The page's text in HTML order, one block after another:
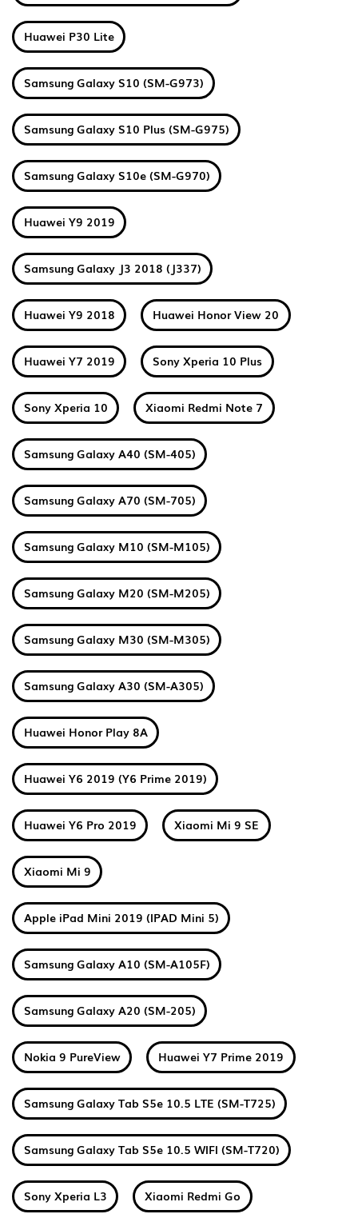
Huawei P30 Lite
Samsung Galaxy S10 (SM-G973)
Samsung Galaxy S10 Plus (SM-G975)
Samsung Galaxy S10e (SM-G970)
Huawei Y9 2019
Samsung Galaxy J3 2018 (J337)
Huawei Y9 2018 Huawei Honor View 20
Huawei Y7 2019 Sony Xperia 10 Plus
Sony Xperia 10 Xiaomi Redmi Note 7
Samsung Galaxy A40 (SM-405)
Samsung Galaxy A70 (SM-705)
Samsung Galaxy M10 (SM-M105)
Samsung Galaxy M20 (SM-M205)
Samsung Galaxy M30 (SM-M305)
Samsung Galaxy A30 (SM-A305)
Huawei Honor Play 8A
Huawei Y6 2019 (Y6 Prime 2019)
Huawei Y6 Pro 2019 Xiaomi Mi 9 SE
Xiaomi Mi 9
Apple iPad Mini 2019 (IPAD Mini 5)
Samsung Galaxy A10 (SM-A105F)
Samsung Galaxy A20 (SM-205)
Nokia 9 PureView Huawei Y7 Prime 2019
Samsung Galaxy Tab S5e 10.5 LTE (SM-T725)
Samsung Galaxy Tab S5e 10.5 WIFI (SM-T720)
Sony Xperia L3 Xiaomi Redmi Go